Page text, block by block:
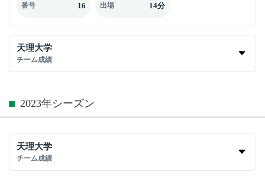
番号 16 出場 14分
天理大学
チーム成績
2023年シーズン
天理大学
チーム成績